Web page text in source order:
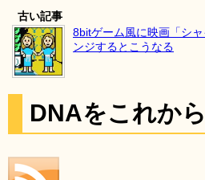
古い記事
8bitゲーム風に映画「シ
ンジするとこうなる
DNAをこれか